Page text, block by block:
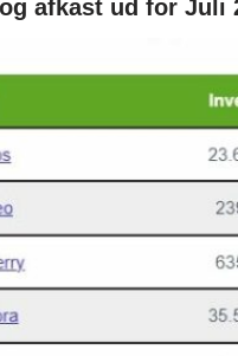
afkast ud for Juli